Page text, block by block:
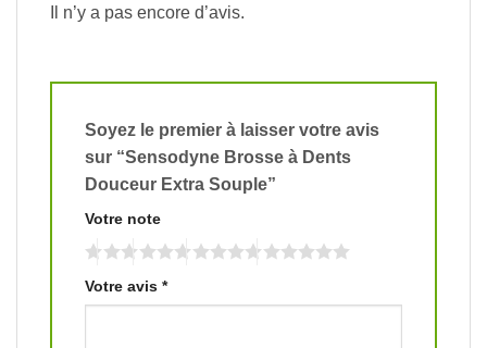
Il n’y a pas encore d’avis.
Soyez le premier à laisser votre avis
sur “Sensodyne Brosse à Dents
Douceur Extra Souple”
Votre note
Votre avis *